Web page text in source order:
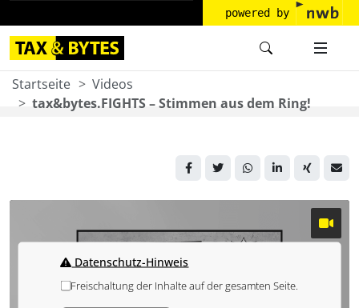
powered by
Startseite
Videos
tax&bytes.FIGHTS – Stimmen aus dem Ring!
Datenschutz-Hinweis
Freischaltung der Inhalte auf der gesamten Seite.